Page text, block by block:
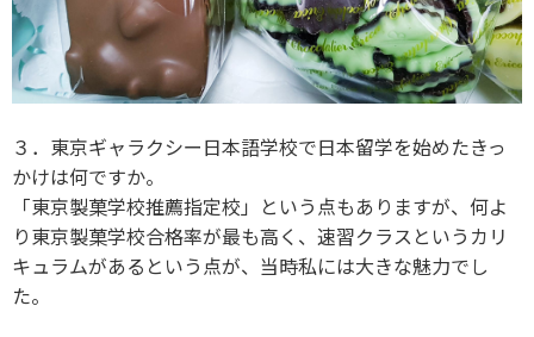
３．東京ギャラクシー日本語学校で日本留学を始めたきっ
かけは何ですか。
「東京製菓学校推薦指定校」という点もありますが、何よ
り東京製菓学校合格率が最も高く、速習クラスというカリ
キュラムがあるという点が、当時私には大きな魅力でし
た。